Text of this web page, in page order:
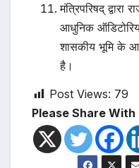
मंत्रिपरिषद् द्वारा
आधुनिक
शासकीय भूमि के
है।
Post Views: 79
Please Share